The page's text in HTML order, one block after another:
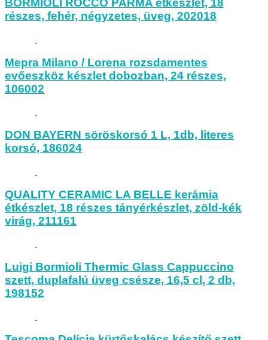
BORMIOLI ROCCO PARMA étkészlet, 18
részes, fehér, négyzetes, üveg, 202018
Mepra Milano / Lorena rozsdamentes
evőeszköz készlet dobozban, 24 részes,
106002
DON BAYERN söröskorsó 1 L, 1db, literes
korsó, 186024
QUALITY CERAMIC LA BELLE kerámia
étkészlet, 18 részes tányérkészlet, zöld-kék
virág, 211161
Luigi Bormioli Thermic Glass Cappuccino
szett, duplafalú üveg csésze, 16,5 cl, 2 db,
198152